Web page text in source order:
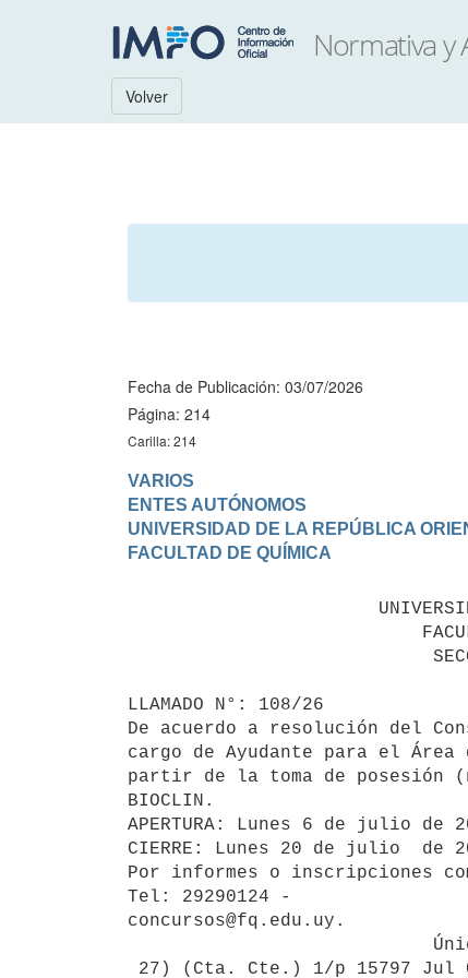
Volver
Fecha de Publicación: 03/07/2026
Página: 214
Carilla: 214
VARIOS
ENTES AUTÓNOMOS
UNIVERSIDAD DE LA REPÚBLICA
LLAMADO N°: 108/26
De acuerdo a resolución del
cargo de Ayudante para el
partir de la toma de posesión
BIOCLIN.
APERTURA: Lunes 6 de julio de
CIERRE: Lunes 20 de julio  de
Por informes o inscripciones
Tel: 29290124 -
concursos@fq.edu.uy.